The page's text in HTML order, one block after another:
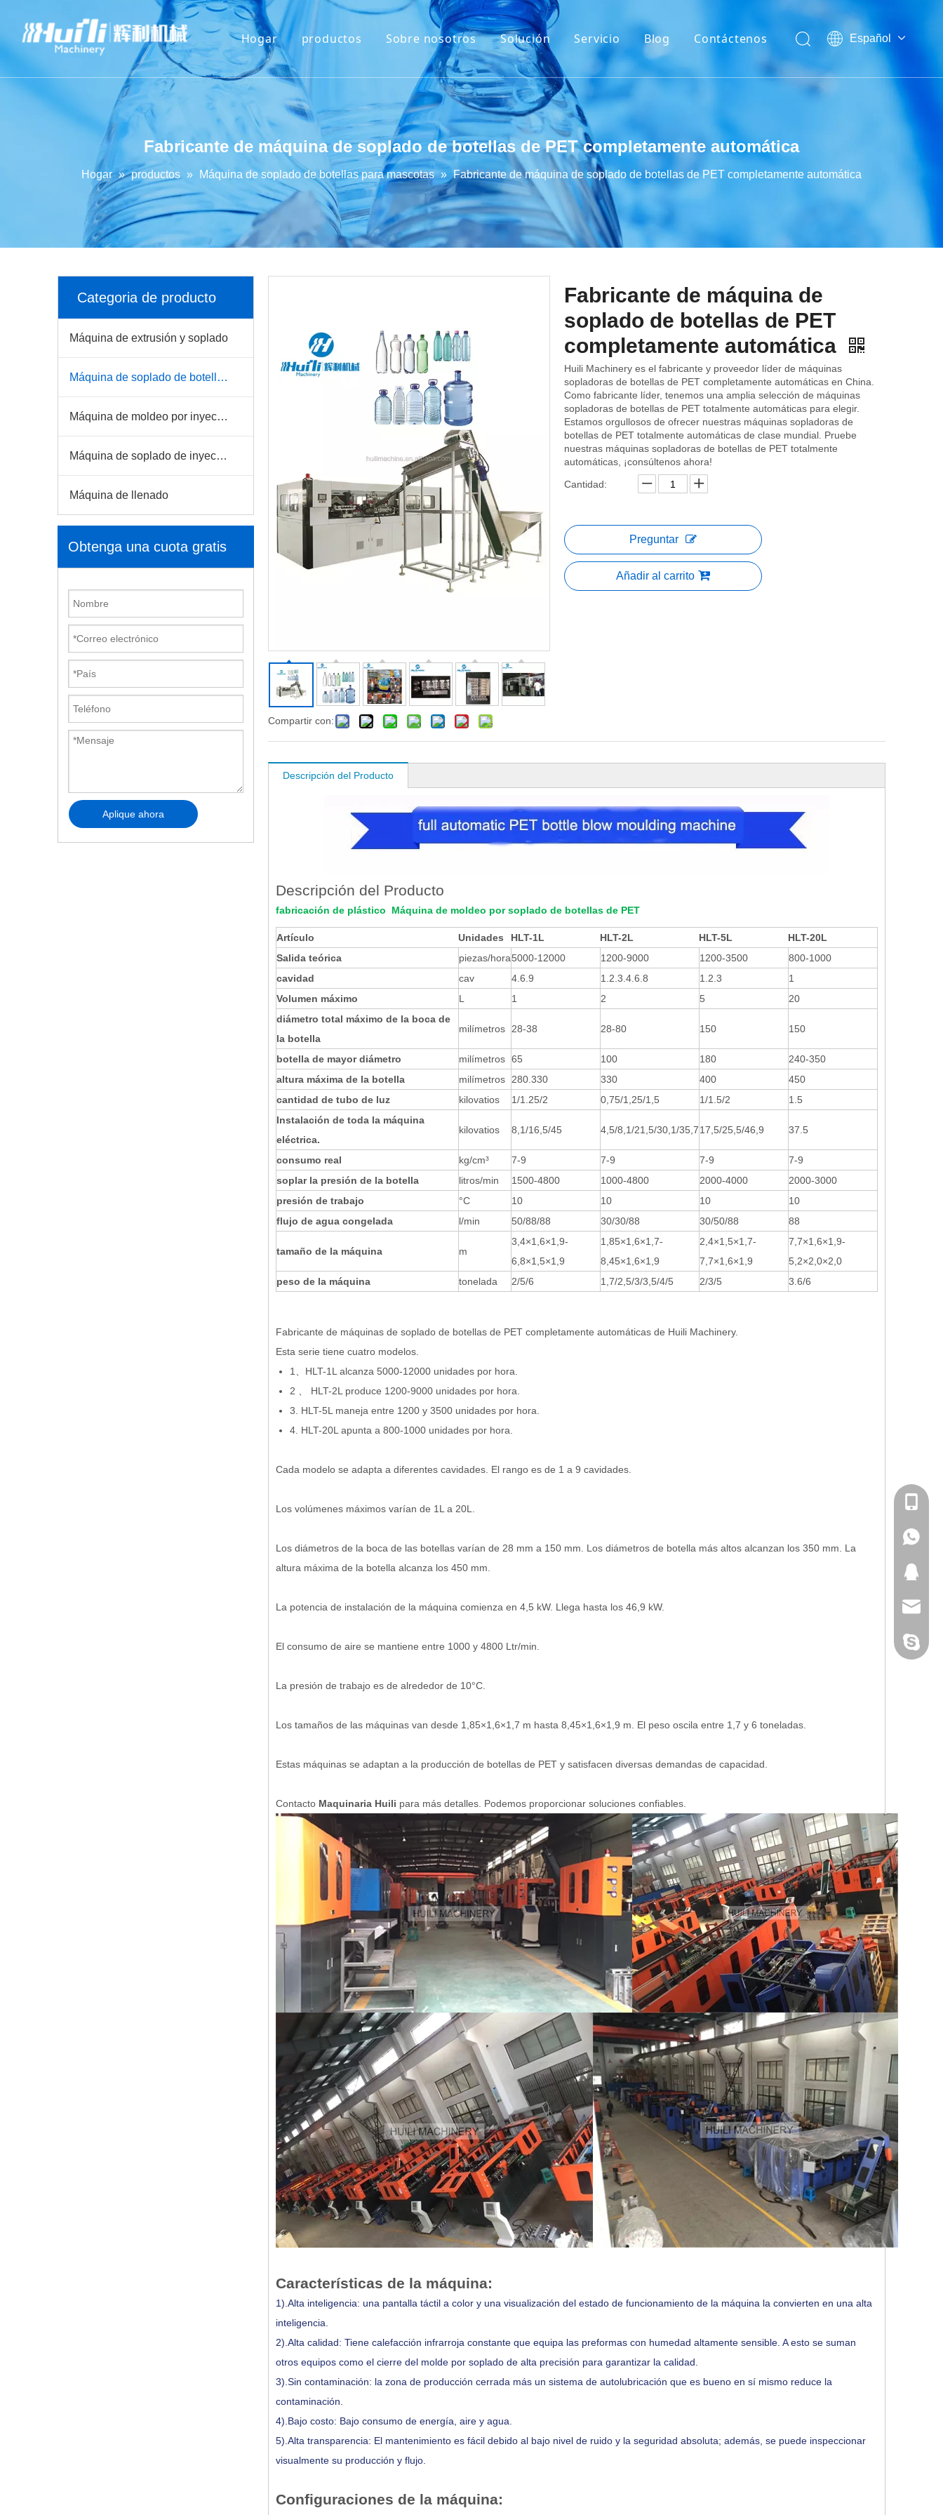
Hogar productos
Máquina de extrusión y soplado
Máquina de soplado de botellas de PET
Máquina de moldeo por inyección
Máquina de soplado de inyección
Máquina de llenado
Sobre nosotros Solución Servicio Blog
Noticias de la Industria
Exposiciones
Contáctenos Español
العربية
Fabricante de máquina de soplado de botellas de PET completamente automática
Hogar » productos » Máquina de soplado de botellas para mascotas » Fabricante de máquina de soplado de botellas de PET completamente automática
Categoria de producto
Máquina de extrusión y soplado
Máquina de soplado de botellas para mascotas
Máquina de moldeo por inyección
Máquina de soplado de inyección
Máquina de llenado
Obtenga una cuota gratis
Aplique ahora
Compartir con:
Fabricante de máquina de
soplado de botellas de PET
completamente automática
Huili Machinery es el fabricante y proveedor líder de máquinas
sopladoras de botellas de PET completamente automáticas en China.
Como fabricante líder, tenemos una amplia selección de máquinas
sopladoras de botellas de PET totalmente automáticas para elegir.
Estamos orgullosos de ofrecer nuestras máquinas sopladoras de
botellas de PET totalmente automáticas de clase mundial. Pruebe
nuestras máquinas sopladoras de botellas de PET totalmente
automáticas, ¡consúltenos ahora!
Cantidad:
Preguntar
Añadir al carrito
Descripción del Producto
Descripción del Producto
fabricación de plástico Máquina de moldeo por soplado de botellas de PET
Artículo Unidades HLT-1L HLT-2L HLT-5L
HLT-20L
Salida teórica
piezas/hora5000-12000 1200-9000 1200-3500
800-1000
cavidad
cav 4.6.9 1.2.3.4.6.8 1.2.3
1
Volumen máximo
L 1 2 5
20
diámetro total máximo de la boca de
la botella
milímetros 28-38 28-80 150 150
botella de mayor diámetro milímetros 65 100 180
240-350
altura máxima de la botella
milímetros 280.330 330 400
450
cantidad de tubo de luz
kilovatios 1/1.25/2 0,75/1,25/1,5 1/1.5/2
1.5
Instalación de toda la máquina
eléctrica.
kilovatios 8,1/16,5/45 4,5/8,1/21,5/30,1/35,717,5/25,5/46,9 37.5
consumo real kg/cm³ 7-9 7-9 7-9
7-9
soplar la presión de la botella
litros/min 1500-4800 1000-4800 2000-4000
2000-3000
presión de trabajo
°C 10 10 10
10
flujo de agua congelada
l/min 50/88/88 30/30/88 30/50/88 88
tamaño de la máquina m
3,4×1,6×1,9-
6,8×1,5×1,9
1,85×1,6×1,7-
8,45×1,6×1,9
2,4×1,5×1,7-
7,7×1,6×1,9
7,7×1,6×1,9-
5,2×2,0×2,0
peso de la máquina
tonelada 2/5/6 1,7/2,5/3/3,5/4/5 2/3/5 3.6/6
Fabricante de máquinas de soplado de botellas de PET completamente automáticas de Huili Machinery.
Esta serie tiene cuatro modelos.
1、HLT-1L alcanza 5000-12000 unidades por hora.
2 、 HLT-2L produce 1200-9000 unidades por hora.
3. HLT-5L maneja entre 1200 y 3500 unidades por hora.
4. HLT-20L apunta a 800-1000 unidades por hora.
Cada modelo se adapta a diferentes cavidades. El rango es de 1 a 9 cavidades.
Los volúmenes máximos varían de 1L a 20L.
Los diámetros de la boca de las botellas varían de 28 mm a 150 mm. Los diámetros de botella más altos alcanzan los 350 mm. La
altura máxima de la botella alcanza los 450 mm.
La potencia de instalación de la máquina comienza en 4,5 kW. Llega hasta los 46,9 kW.
El consumo de aire se mantiene entre 1000 y 4800 Ltr/min.
La presión de trabajo es de alrededor de 10°C.
Los tamaños de las máquinas van desde 1,85×1,6×1,7 m hasta 8,45×1,6×1,9 m. El peso oscila entre 1,7 y 6 toneladas.
Estas máquinas se adaptan a la producción de botellas de PET y satisfacen diversas demandas de capacidad.
Contacto Maquinaria Huili para más detalles. Podemos proporcionar soluciones confiables.
Características de la máquina:
1).Alta inteligencia: una pantalla táctil a color y una visualización del estado de funcionamiento de la máquina la convierten en una alta
inteligencia.
2).Alta calidad: Tiene calefacción infrarroja constante que equipa las preformas con humedad altamente sensible. A esto se suman
otros equipos como el cierre del molde por soplado de alta precisión para garantizar la calidad.
3).Sin contaminación: la zona de producción cerrada más un sistema de autolubricación que es bueno en sí mismo reduce la
contaminación.
4).Bajo costo: Bajo consumo de energía, aire y agua.
5).Alta transparencia: El mantenimiento es fácil debido al bajo nivel de ruido y la seguridad absoluta; además, se puede inspeccionar
visualmente su producción y flujo.
Configuraciones de la máquina:
+86-
+86-